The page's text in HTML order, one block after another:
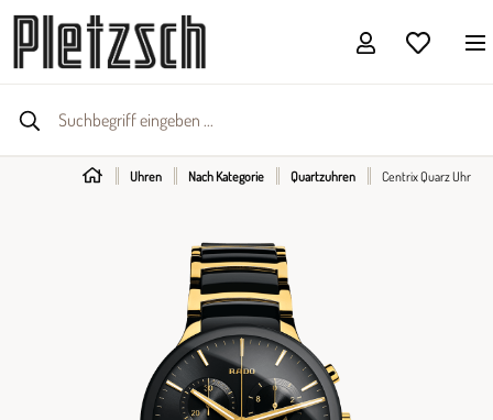
Uhren Nach Kategorie Quartzuhren Centrix Quarz Uhr